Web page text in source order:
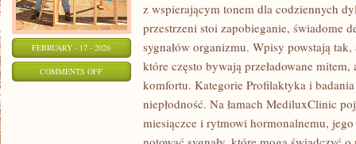
FEBRUARY - 17 - 2026
COMMENTS OFFON
PŁODNOŚĆ
NIEPŁODNOŚĆ
z wspierającym tonem dla codziennych
przestrzeni stoi zapobieganie, świadome
sygnałów organizmu. Wpisy powstają
które często bywają przeładowane
komfortu. Kategorie Profilaktyka i
niepłodność. Na łamach MediluxClinic
miesiączce i rytmowi hormonalnemu,